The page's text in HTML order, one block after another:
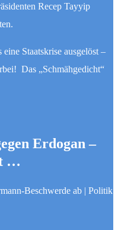
Recep Tayyip
Staatskrise ausgelöst –
Das „Schmähgedicht“
Erdogan –
…
Beschwerde ab | Politik